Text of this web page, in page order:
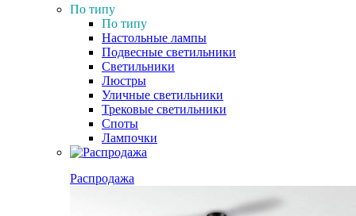
По типу
По типу
Настольные лампы
Подвесные светильники
Светильники
Люстры
Уличные светильники
Трековые светильники
Споты
Лампочки
Распродажа